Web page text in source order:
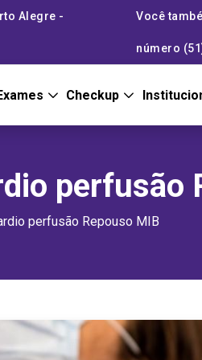
Alegre - Você
número
Checkup
perfusão
perfusão Repouso MIB